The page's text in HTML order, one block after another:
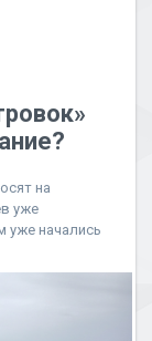
на
уже
уже начались